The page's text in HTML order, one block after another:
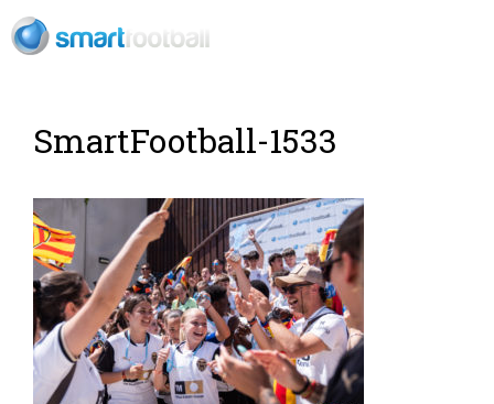
SmartFootball-1533